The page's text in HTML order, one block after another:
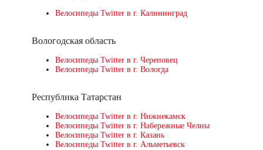
Велосипеды Twitter в г. Калининград
Вологодская область
Велосипеды Twitter в г. Череповец
Велосипеды Twitter в г. Вологда
Республика Татарстан
Велосипеды Twitter в г. Нижнекамск
Велосипеды Twitter в г. Набережные Челны
Велосипеды Twitter в г. Казань
Велосипеды Twitter в г. Альметьевск